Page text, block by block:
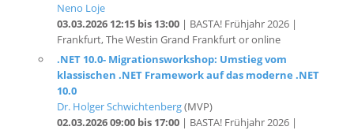
Frankfurt, The Westin Grand Frankfurt or online
.NET 10.0- Migrationsworkshop: Umstieg vom
klassischen .NET Framework auf das moderne .NET
10.0
Dr. Holger Schwichtenberg(MVP)
02.03.2026 09:00 bis 17:00
Frankfurt, The Westin Grand Frankfurt or online
C# Workshop – Neuigkeiten und Architekturkonzepte